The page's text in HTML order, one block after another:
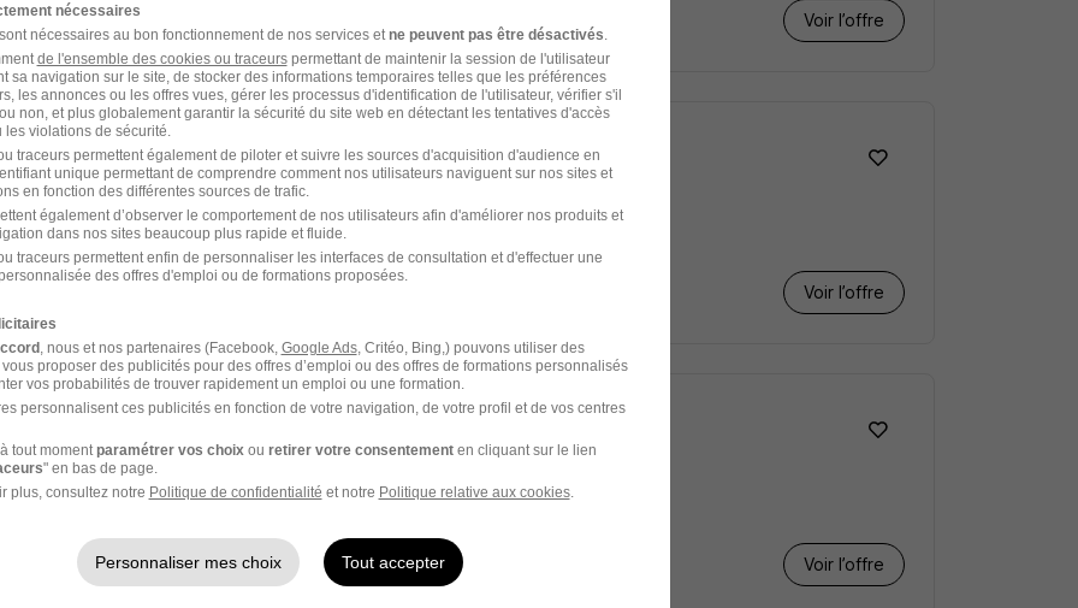
Voir l’offre
de Brigade H/F
Appart-Hotel Saint-Exupery
- 31 CDI
Voir l’offre
Hotel H/F
Voir l’offre
nécessaires
nécessaires au bon fonctionnement de nos services et ne peuvent pas être désactivés
de l'ensemble des cookies ou traceurspermettant de maintenir la session de l'utilisateur
sa navigation sur le site, de stocker des informations temporaires telles que les préférences
les annonces ou les offres vues, gérer les processus d'identification de l'utilisateur, vérifier s'il
non, et plus globalement garantir la sécurité du site web en détectant les tentatives d'accès
violations de sécurité.
traceurs permettent également de piloter et suivre les sources d'acquisition d'audience en
unique permettant de comprendre comment nos utilisateurs naviguent sur nos sites et
en fonction des différentes sources de trafic.
également d’observer le comportement de nos utilisateurs afin d'améliorer nos produits et
dans nos sites beaucoup plus rapide et fluide.
traceurs permettent enfin de personnaliser les interfaces de consultation et d'effectuer une
des offres d'emploi ou de formations proposées.
, nous et nos partenaires (Facebook, Google Ads, Critéo, Bing,) pouvons utiliser des
proposer des publicités pour des offres d’emploi ou des offres de formations personnalisés
vos probabilités de trouver rapidement un emploi ou une formation.
personnalisent ces publicités en fonction de votre navigation, de votre profil et de vos centres
tout moment paramétrer vos choix ou retirer votre consentementen cliquant sur le lien
" en bas de page.
plus, consultez notre Politique de confidentialité et notre Politique relative aux cookies.
Personnaliser mes choix Tout accepter